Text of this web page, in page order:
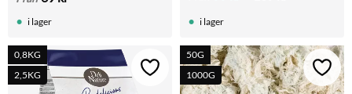
i lager i lager
0,8KG
2,5KG
Lägg till i favoriter
50G
1000G
Lägg